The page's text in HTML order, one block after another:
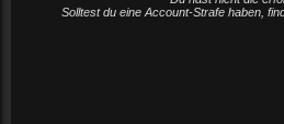
Solltest du eine Account-Strafe haben,